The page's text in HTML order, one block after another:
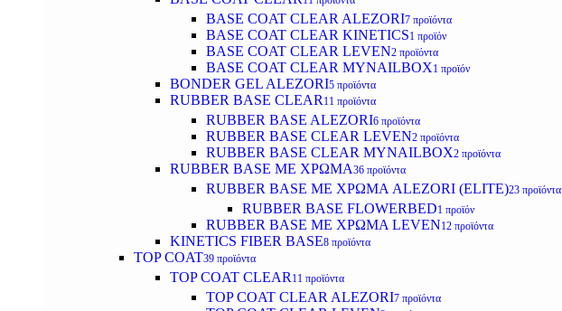
BASE COAT CLEAR ALEZORI7 προϊόντα
BASE COAT CLEAR KINETICS1 προϊόν
BASE COAT CLEAR LEVEN2 προϊόντα
BASE COAT CLEAR MYNAILBOX1 προϊόν
BONDER GEL ALEZORI5 προϊόντα
RUBBER BASE CLEAR 11 προϊόντα
RUBBER BASE ALEZORI6 προϊόντα
RUBBER BASE CLEAR LEVEN2 προϊόντα
RUBBER BASE CLEAR MYNAILBOX2 προϊόντα
RUBBER BASE ΜΕ ΧΡΩΜΑ36 προϊόντα
RUBBER BASE ΜΕ ΧΡΩΜΑ ALEZORI (ELITE)23 προϊόντα
RUBBER BASE FLOWERBED1 προϊόν
RUBBER BASE ΜΕ ΧΡΩΜΑ LEVEN12 προϊόντα
KINETICS FIBER BASE8 προϊόντα
TOP COAT39 προϊόντα
TOP COAT CLEAR 11 προϊόντα
TOP COAT CLEAR ALEZORI7 προϊόντα